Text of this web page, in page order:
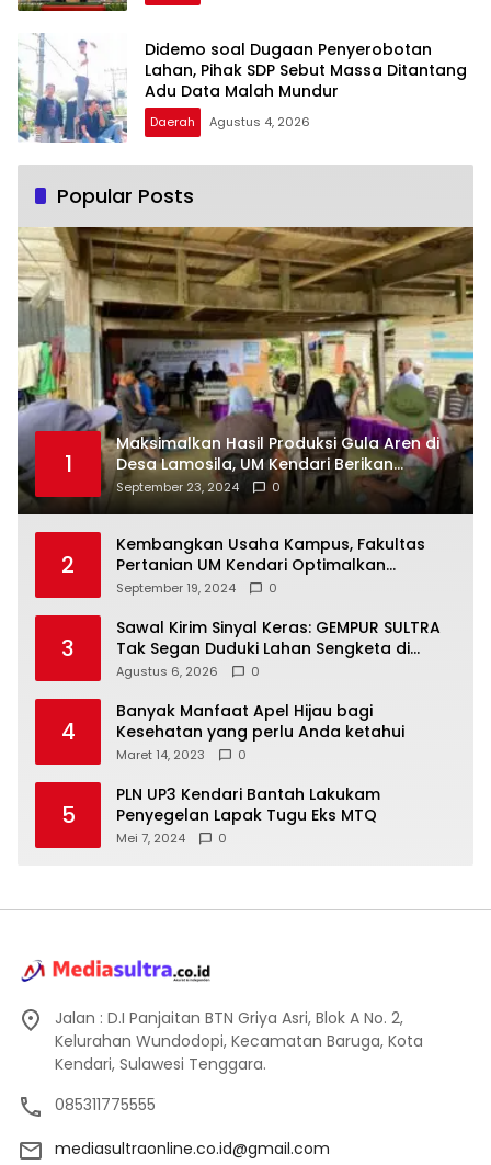
Didemo soal Dugaan Penyerobotan
Lahan, Pihak SDP Sebut Massa Ditantang
Adu Data Malah Mundur
Daerah Agustus 4, 2026
Popular Posts
1
Maksimalkan Hasil Produksi Gula Aren di
Desa Lamosila, UM Kendari Berikan
Bantuan Alat Produksi Modern
September 23, 2024 0
2
Kembangkan Usaha Kampus, Fakultas
Pertanian UM Kendari Optimalkan
Laboratorium Lapangan Agribisnis
September 19, 2024 0
3
Sawal Kirim Sinyal Keras: GEMPUR SULTRA
Tak Segan Duduki Lahan Sengketa di
Puuwatu
Agustus 6, 2026 0
4
Banyak Manfaat Apel Hijau bagi
Kesehatan yang perlu Anda ketahui
Maret 14, 2023 0
5
PLN UP3 Kendari Bantah Lakukam
Penyegelan Lapak Tugu Eks MTQ
Mei 7, 2024 0
Jalan : D.I Panjaitan BTN Griya Asri, Blok A No. 2,
Kelurahan Wundodopi, Kecamatan Baruga, Kota
Kendari, Sulawesi Tenggara.
085311775555
mediasultraonline.co.id@gmail.com